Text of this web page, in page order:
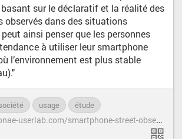
sur le déclaratif et la réalité des
observés dans des situations
ainsi penser que les personnes
à utiliser leur smartphone
l’environnement est plus stable
usage étude
h
ttp://www.personae-userlab.com/smartphone-street-observer-revient-en-force-et-double-la-mise/